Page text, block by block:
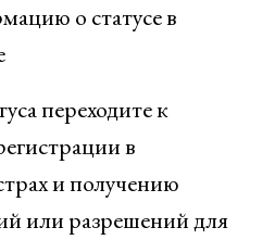
о статусе в
переходите к
в
и получению
или разрешений для